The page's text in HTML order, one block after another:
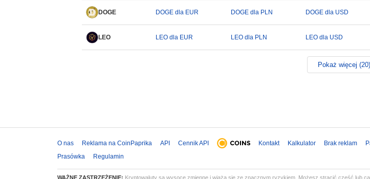
DOGE DOGE dla EUR DOGE dla PLN DOGE dla USD
LEO LEO dla EUR LEO dla PLN LEO dla USD
Pokaż więcej (20)
O nas Reklama na CoinPaprika API Cennik API Kontakt Kalkulator Brak reklam
Prasówka
Regulamin
WAŻNE ZASTRZEŻENIE: Kryptowaluty są wysoce zmienne i wiążą się ze znacznym ryzykiem. Możesz stracić część lub